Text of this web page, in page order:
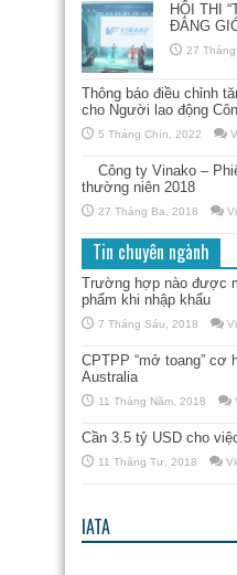
HỘI THI
ĐẲNG
27
Thông báo điều chỉnh
cho Người lao động
5 Tháng Chín, 2022
Công ty Vinako –
thường niên 2018
27 Tháng Ba, 2018
Tin chuyên ngành
Trường hợp nào được
phẩm khi nhập khẩu
7 Tháng Sáu, 2018
CPTPP “mở toang” cơ
Australia
11 Tháng Năm, 2018
Cần 3.5 tỷ USD cho
11 Tháng Tư, 2018
IATA